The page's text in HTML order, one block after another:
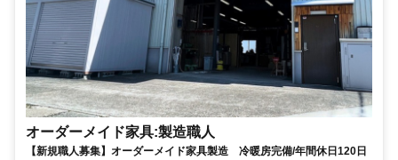
オーダーメイド家具:製造職人
【新規職人募集】オーダーメイド家具製造 冷暖房完備/年間休日120日